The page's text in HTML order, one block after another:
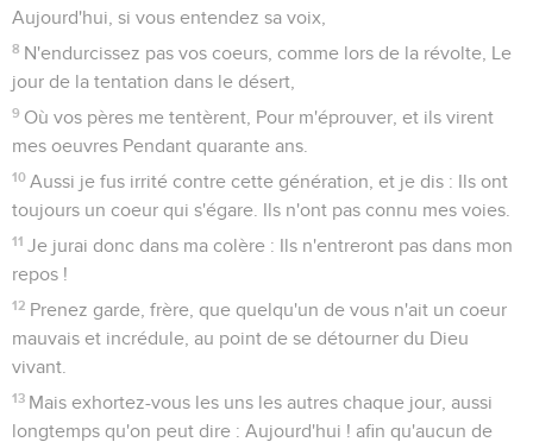
Aujourd'hui, si vous entendez sa voix,
8 N'endurcissez pas vos coeurs, comme lors de la révolte, Le
jour de la tentation dans le désert,
9 Où vos pères me tentèrent, Pour m'éprouver, et ils virent
mes oeuvres Pendant quarante ans.
10 Aussi je fus irrité contre cette génération, et je dis : Ils ont
toujours un coeur qui s'égare. Ils n'ont pas connu mes voies.
11 Je jurai donc dans ma colère : Ils n'entreront pas dans mon
repos !
12 Prenez garde, frère, que quelqu'un de vous n'ait un coeur
mauvais et incrédule, au point de se détourner du Dieu
vivant.
13 Mais exhortez-vous les uns les autres chaque jour, aussi
longtemps qu'on peut dire : Aujourd'hui ! afin qu'aucun de